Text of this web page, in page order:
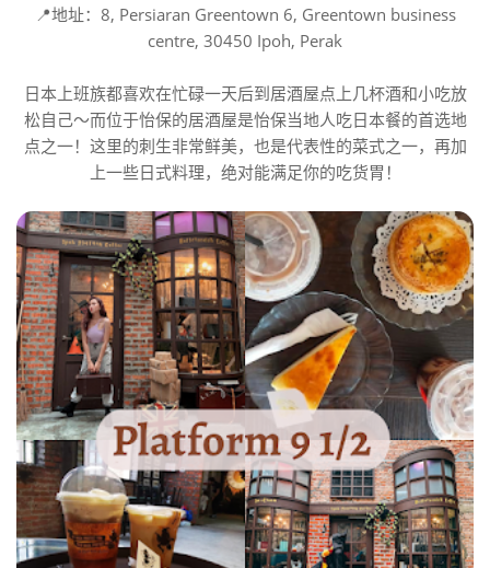
📍地址：8, Persiaran Greentown 6, Greentown business
centre, 30450 Ipoh, Perak
日本上班族都喜欢在忙碌一天后到居酒屋点上几杯酒和小吃放
松自己～而位于怡保的居酒屋是怡保当地人吃日本餐的首选地
点之一！这里的刺生非常鲜美，也是代表性的菜式之一，再加
上一些日式料理，绝对能满足你的吃货胃！